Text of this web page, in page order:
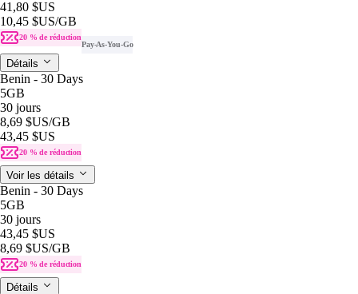
41,80 $US
10,45 $US/GB
20 % de réduction
Pay-As-You-Go
Détails
Benin - 30 Days
5GB
30 jours
8,69 $US/GB
43,45 $US
20 % de réduction
Voir les détails
Benin - 30 Days
5GB
30 jours
43,45 $US
8,69 $US/GB
20 % de réduction
Détails